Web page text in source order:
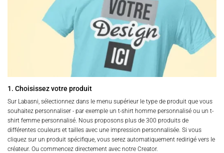
1. Choisissez votre produit
Sur Labasni, sélectionnez dans le menu supérieur le type de produit que vous
souhaitez personnaliser - par exemple un t-shirt homme personnalisé ou un t-
shirt femme personnalisé. Nous proposons plus de 300 produits de
différentes couleurs et tailles avec une impression personnalisée. Si vous
cliquez sur un produit spécifique, vous serez automatiquement redirigé vers le
créateur. Ou commencez directement avec notre Creator.